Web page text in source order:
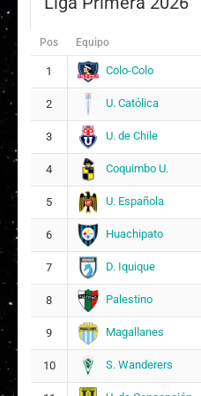
9
C Camila Guissela
14
G
F Francisca Belén
21 D Damaris Sarai
Titulares
13 Constanza
Pos Equipo
1 Colo-Colo
2 U. Católica
3 U. de Chile
4 Coquimbo U.
5 U. Española
6 Huachipato
7 D. Iquique
8 Palestino
9 Magallanes
10 S. Wanderers